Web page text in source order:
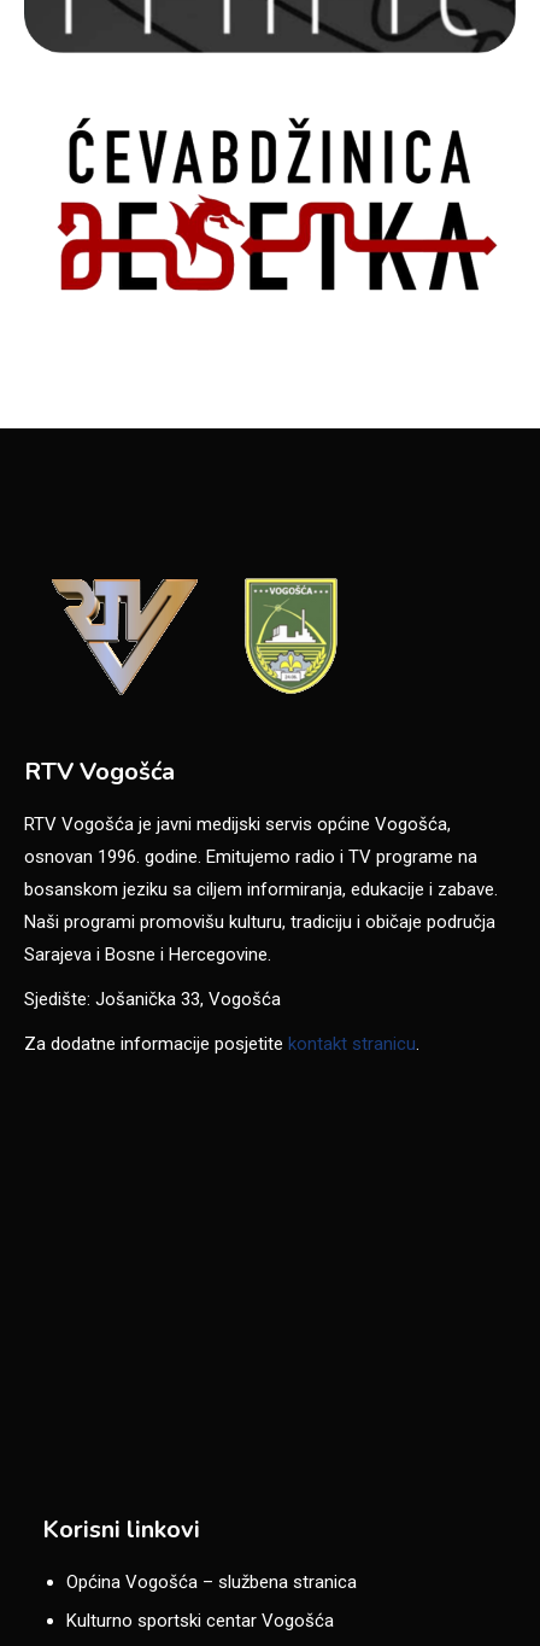
RTV Vogošća
RTV Vogošća je javni medijski servis općine Vogošća,
osnovan 1996. godine. Emitujemo radio i TV programe na
bosanskom jeziku sa ciljem informiranja, edukacije i zabave.
Naši programi promovišu kulturu, tradiciju i običaje područja
Sarajeva i Bosne i Hercegovine.
Sjedište: Jošanička 33, Vogošća
Za dodatne informacije posjetite kontakt stranicu.
Korisni linkovi
Općina Vogošća – službena stranica
Kulturno sportski centar Vogošća